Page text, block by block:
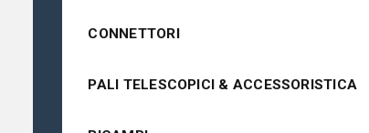
CONNETTORI
PALI TELESCOPICI & ACCESSORISTICA